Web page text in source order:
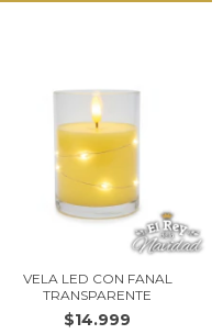
VELA LED CON FANAL
TRANSPARENTE
$14.999